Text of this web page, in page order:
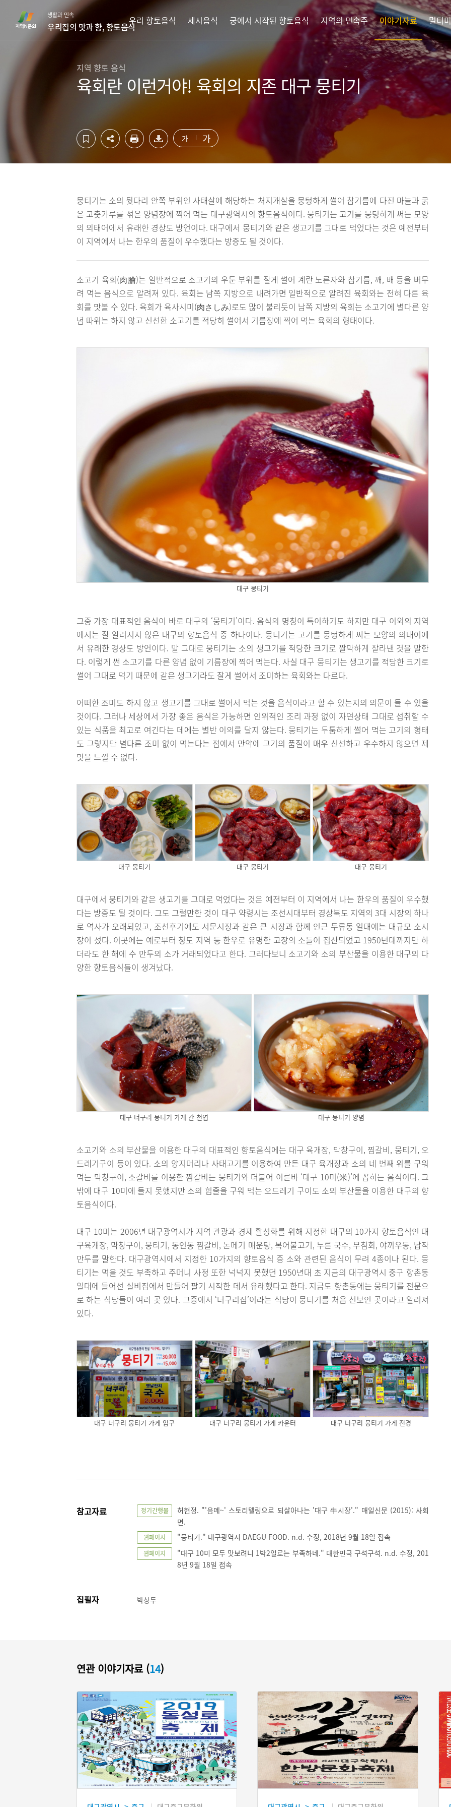
생활과 민속
우리집의 맛과 향, 향토음식
우리 향토음식 세시음식 궁에서 시작된 향토음식 지역의 민속주 이야기자료 멀티
지역 향토 음식
육회란 이런거야! 육회의 지존 대구 뭉티기
가 가
뭉티기는 소의 뒷다리 안쪽 부위인 사태살에 해당하는 처지개살을 뭉텅하게 썰어 참기름에 다진 마늘과 굵
은 고춧가루를 섞은 양념장에 찍어 먹는 대구광역시의 향토음식이다. 뭉티기는 고기를 뭉텅하게 써는 모양
의 의태어에서 유래한 경상도 방언이다. 대구에서 뭉티기와 같은 생고기를 그대로 먹었다는 것은 예전부터
이 지역에서 나는 한우의 품질이 우수했다는 방증도 될 것이다.
소고기 육회(肉膾)는 일반적으로 소고기의 우둔 부위를 잘게 썰어 계란 노른자와 참기름, 깨, 배 등을 버무
려 먹는 음식으로 알려져 있다. 육회는 남쪽 지방으로 내려가면 일반적으로 알려진 육회와는 전혀 다른 육
회를 맛볼 수 있다. 육회가 육사시미(肉さしみ)로도 많이 불리듯이 남쪽 지방의 육회는 소고기에 별다른 양
념 따위는 하지 않고 신선한 소고기를 적당히 썰어서 기름장에 찍어 먹는 육회의 형태이다.
대구 뭉티기
그중 가장 대표적인 음식이 바로 대구의 ‘뭉티기’이다. 음식의 명칭이 특이하기도 하지만 대구 이외의 지역
에서는 잘 알려지지 않은 대구의 향토음식 중 하나이다. 뭉티기는 고기를 뭉텅하게 써는 모양의 의태어에
서 유래한 경상도 방언이다. 말 그대로 뭉티기는 소의 생고기를 적당한 크기로 짤막하게 잘라낸 것을 말한
다. 이렇게 썬 소고기를 다른 양념 없이 기름장에 찍어 먹는다. 사실 대구 뭉티기는 생고기를 적당한 크기로
썰어 그대로 먹기 때문에 같은 생고기라도 잘게 썰어서 조미하는 육회와는 다르다.
어떠한 조미도 하지 않고 생고기를 그대로 썰어서 먹는 것을 음식이라고 할 수 있는지의 의문이 들 수 있을
것이다. 그러나 세상에서 가장 좋은 음식은 가능하면 인위적인 조리 과정 없이 자연상태 그대로 섭취할 수
있는 식품을 최고로 여긴다는 데에는 별반 이의를 달지 않는다. 뭉티기는 두툼하게 썰어 먹는 고기의 형태
도 그렇지만 별다른 조미 없이 먹는다는 점에서 만약에 고기의 품질이 매우 신선하고 우수하지 않으면 제
맛을 느낄 수 없다.
대구 뭉티기 대구 뭉티기 대구 뭉티기
대구에서 뭉티기와 같은 생고기를 그대로 먹었다는 것은 예전부터 이 지역에서 나는 한우의 품질이 우수했
다는 방증도 될 것이다. 그도 그럴만한 것이 대구 약령시는 조선시대부터 경상북도 지역의 3대 시장의 하나
로 역사가 오래되었고, 조선후기에도 서문시장과 같은 큰 시장과 함께 인근 두류동 일대에는 대규모 소시
장이 섰다. 이곳에는 예로부터 청도 지역 등 한우로 유명한 고장의 소들이 집산되었고 1950년대까지만 하
더라도 한 해에 수 만두의 소가 거래되었다고 한다. 그러다보니 소고기와 소의 부산물을 이용한 대구의 다
양한 향토음식들이 생겨났다.
대구 너구리 뭉티기 가게 간 천엽 대구 뭉티기 양념
소고기와 소의 부산물을 이용한 대구의 대표적인 향토음식에는 대구 육개장, 막창구이, 찜갈비, 뭉티기, 오
드레기구이 등이 있다. 소의 양지머리나 사태고기를 이용하여 만든 대구 육개장과 소의 네 번째 위를 구워
먹는 막창구이, 소갈비를 이용한 찜갈비는 뭉티기와 더불어 이른바 ‘대구 10미(米)’에 꼽히는 음식이다. 그
밖에 대구 10미에 들지 못했지만 소의 힘줄을 구워 먹는 오드레기 구이도 소의 부산물을 이용한 대구의 향
토음식이다.
대구 10미는 2006년 대구광역시가 지역 관광과 경제 활성화를 위해 지정한 대구의 10가지 향토음식인 대
구육개장, 막창구이, 뭉티기, 동인동 찜갈비, 논메기 매운탕, 복어불고기, 누른 국수, 무침회, 야끼우동, 납작
만두를 말한다. 대구광역시에서 지정한 10가지의 향토음식 중 소와 관련된 음식이 무려 4종이나 된다. 뭉
티기는 먹을 것도 부족하고 주머니 사정 또한 넉넉지 못했던 1950년대 초 지금의 대구광역시 중구 향촌동
일대에 들어선 실비집에서 만들어 팔기 시작한 데서 유래했다고 한다. 지금도 향촌동에는 뭉티기를 전문으
로 하는 식당들이 여러 곳 있다. 그중에서 ‘너구리집’이라는 식당이 뭉티기를 처음 선보인 곳이라고 알려져
있다.
대구 너구리 뭉티기 가게 입구 대구 너구리 뭉티기 가게 카운터 대구 너구리 뭉티기 가게 전경
참고자료 정기간행물
허현정. "'음메~' 스토리텔링으로 되살아나는 '대구 牛시장'." 매일신문 (2015): 사회
면.
웹페이지 "뭉티기." 대구광역시 DAEGU FOOD. n.d. 수정, 2018년 9월 18일 접속
웹페이지
"대구 10미 모두 맛보려니 1박2일로는 부족하네." 대한민국 구석구석. n.d. 수정, 201
8년 9월 18일 접속
집필자 박상두
연관 이야기자료 (14)